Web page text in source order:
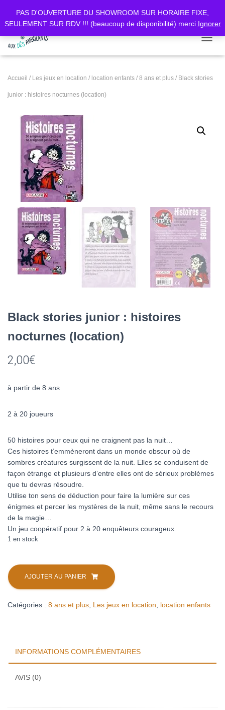
PAS D'OUVERTURE DU SHOWROOM SUR HORAIRE FIXE,
SEULEMENT SUR RDV !!! (beaucoup de disponibilité) merci Ignorer
Accueil / Les jeux en location / location enfants / 8 ans et plus / Black stories
junior : histoires nocturnes (location)
Black stories junior : histoires
nocturnes (location)
2,00€
à partir de 8 ans
2 à 20 joueurs
50 histoires pour ceux qui ne craignent pas la nuit…
Ces histoires t’emmèneront dans un monde obscur où de
sombres créatures surgissent de la nuit. Elles se conduisent de
façon étrange et plusieurs d’entre elles ont de sérieux problèmes
que tu devras résoudre.
Utilise ton sens de déduction pour faire la lumière sur ces
énigmes et percer les mystères de la nuit, même sans le recours
de la magie…
Un jeu coopératif pour 2 à 20 enquêteurs courageux.
1 en stock
quantité
de
Black
junior
(location)
AJOUTER AU PANIER
Catégories : 8 ans et plus Les jeux en location location enfants
INFORMATIONS COMPLÉMENTAIRES
AVIS (0)